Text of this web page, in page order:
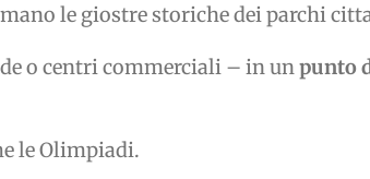
le giostre storiche dei parchi
o centri commerciali – in unpunto
le Olimpiadi.